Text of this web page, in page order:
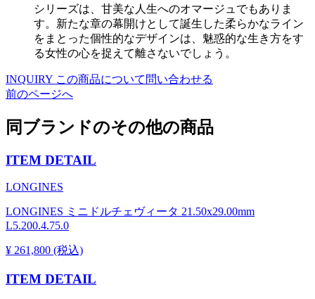
シリーズは、甘美な人生へのオマージュでもありま
す。新たな章の幕開けとして誕生した柔らかなライン
をまとった個性的なデザインは、魅惑的な生き方をす
る女性の心を捉えて離さないでしょう。
INQUIRY この商品について問い合わせる
前のページへ
同ブランドのその他の商品
ITEM DETAIL
LONGINES
LONGINES ミニドルチェヴィータ 21.50x29.00mm
L5.200.4.75.0
¥ 261,800 (税込)
ITEM DETAIL